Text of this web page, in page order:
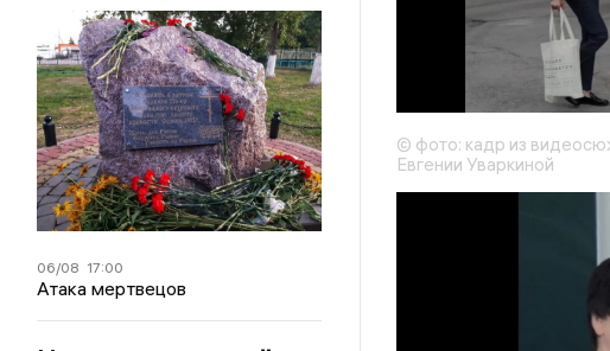
06/08 17:00
Атака мертвецов
© фото: кадр из
Евгении Уваркиной